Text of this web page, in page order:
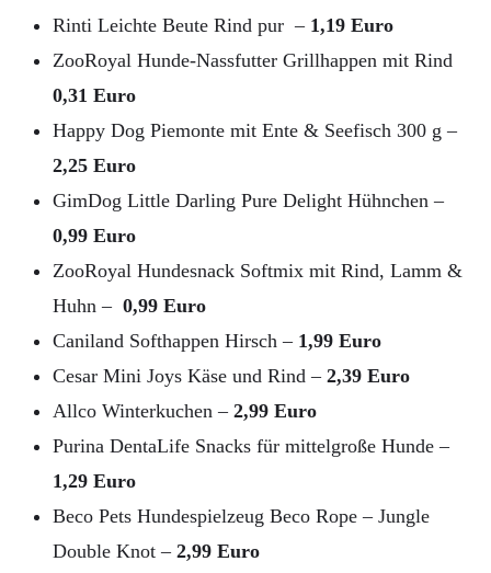
Rinti Leichte Beute Rind pur – 1,19 Euro
ZooRoyal Hunde-Nassfutter Grillhappen mit Rind
0,31 Euro
Happy Dog Piemonte mit Ente & Seefisch 300 g –
2,25 Euro
GimDog Little Darling Pure Delight Hühnchen –
0,99 Euro
ZooRoyal Hundesnack Softmix mit Rind, Lamm &
Huhn – 0,99 Euro
Caniland Softhappen Hirsch – 1,99 Euro
Cesar Mini Joys Käse und Rind – 2,39 Euro
Allco Winterkuchen – 2,99 Euro
Purina DentaLife Snacks für mittelgroße Hunde –
1,29 Euro
Beco Pets Hundespielzeug Beco Rope – Jungle
Double Knot – 2,99 Euro